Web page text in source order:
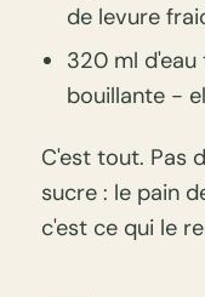
de levure
320 ml d'eau
bouillante -
C'est tout. Pas
sucre : le pain
c'est ce qui le